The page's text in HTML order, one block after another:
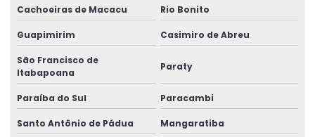
Gancho para ponte rolante
Importadora de equipamento swf
Importadora de peças ponte rolante multimarcas
Instalação de barramento blindado
Cachoeiras de Macacu Rio Bonito
Guapimirim Casimiro de Abreu
São Francisco de
Itabapoana
Paraty
Paraíba do Sul Paracambi
Santo Antônio de Pádua Mangaratiba